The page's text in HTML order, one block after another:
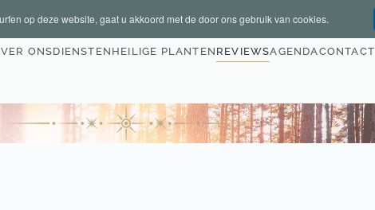
op deze website, gaat u akkoord met de door ons gebruik van cookies.
ONSDIENSTEN HEILIGE PLANTEN REVIEWSAGENDACONTACT